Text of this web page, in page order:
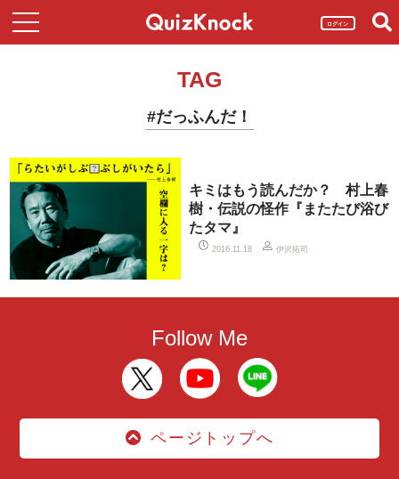
ログイン
TAG
#だっふんだ！
キミはもう読んだか？ 村上春
樹・伝説の怪作『またたび浴び
たタマ』
2016.11.18 伊沢拓司
Follow Me
ページトップへ